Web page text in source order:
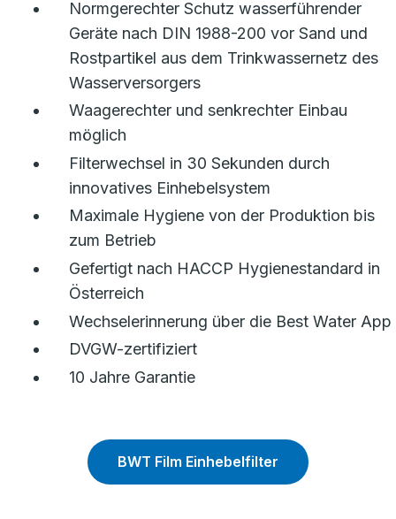
Normgerechter Schutz wasserführender
Geräte nach DIN 1988-200 vor Sand und
Rostpartikel aus dem Trinkwassernetz des
Wasserversorgers
Waagerechter und senkrechter Einbau
möglich
Filterwechsel in 30 Sekunden durch
innovatives Einhebelsystem
Maximale Hygiene von der Produktion bis
zum Betrieb
Gefertigt nach HACCP Hygienestandard in
Österreich
Wechselerinnerung über die Best Water App
DVGW-zertifiziert
10 Jahre Garantie
BWT Film Einhebelfilter